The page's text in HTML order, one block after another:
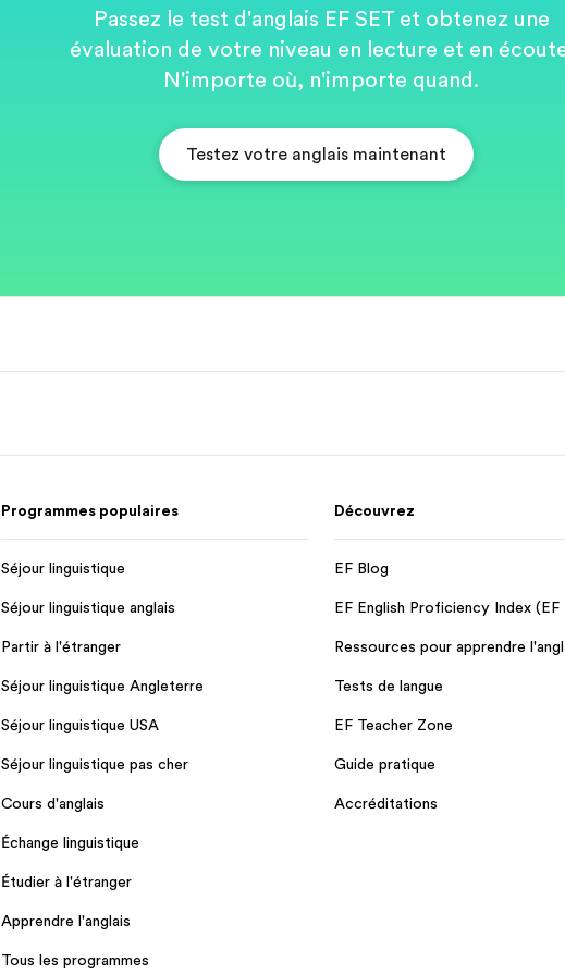
Passez le test d'anglais EF SET et obtenez une
évaluation de votre niveau en lecture et en
N'importe où, n'importe quand.
Testez votre anglais maintenant
Programmes populaires
Séjour linguistique
Séjour linguistique anglais
Partir à l'étranger
Séjour linguistique Angleterre
Séjour linguistique USA
Séjour linguistique pas cher
Cours d'anglais
Échange linguistique
Étudier à l'étranger
Apprendre l'anglais
Tous les programmes
Découvrez
EF Blog
EF English Proficiency Index (EF
Ressources pour apprendre
Tests de langue
EF Teacher Zone
Guide pratique
Accréditations